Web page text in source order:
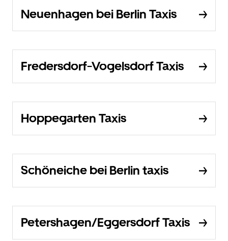
Neuenhagen bei Berlin Taxis
Fredersdorf-Vogelsdorf Taxis
Hoppegarten Taxis
Schöneiche bei Berlin taxis
Petershagen/Eggersdorf Taxis